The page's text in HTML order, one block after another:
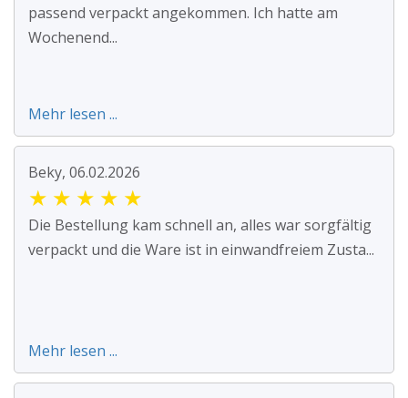
passend verpackt angekommen. Ich hatte am
Wochenend...
Mehr lesen ...
Beky, 06.02.2026
★ ★ ★ ★ ★
Die Bestellung kam schnell an, alles war sorgfältig
verpackt und die Ware ist in einwandfreiem Zusta...
Mehr lesen ...